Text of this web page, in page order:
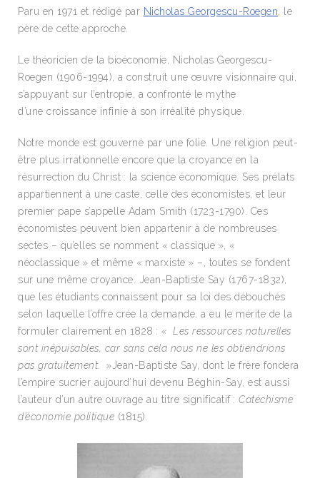
Paru en 1971 et rédigé par Nicholas Georgescu-Roegen , le
père de cette approche.
Le théoricien de la bioéconomie, Nicholas Georgescu-
Roegen (1906-1994), a construit une œuvre visionnaire qui,
s’appuyant sur l’entropie, a confronté le mythe
d’une croissance infinie à son irréalité physique.
Notre monde est gouverné par une folie. Une religion peut-
être plus irrationnelle encore que la croyance en la
résurrection du Christ : la science économique. Ses prélats
appartiennent à une caste, celle des économistes, et leur
premier pape s’appelle Adam Smith (1723-1790). Ces
économistes peuvent bien appartenir à de nombreuses
sectes – qu’elles se nomment « classique », «
néoclassique » et même « marxiste » –, toutes se fondent
sur une même croyance. Jean-Baptiste Say (1767-1832),
que les étudiants connaissent pour sa loi des débouchés
selon laquelle l’offre crée la demande, a eu le mérite de la
formuler clairement en 1828 : « Les ressources naturelles
sont inépuisables, car sans cela nous ne les obtiendrions
pas gratuitement. » Jean-Baptiste Say, dont le frère fondera
l’empire sucrier aujourd’hui devenu Béghin-Say, est aussi
l’auteur d’un autre ouvrage au titre significatif : Catéchisme
d’économie politique (1815)